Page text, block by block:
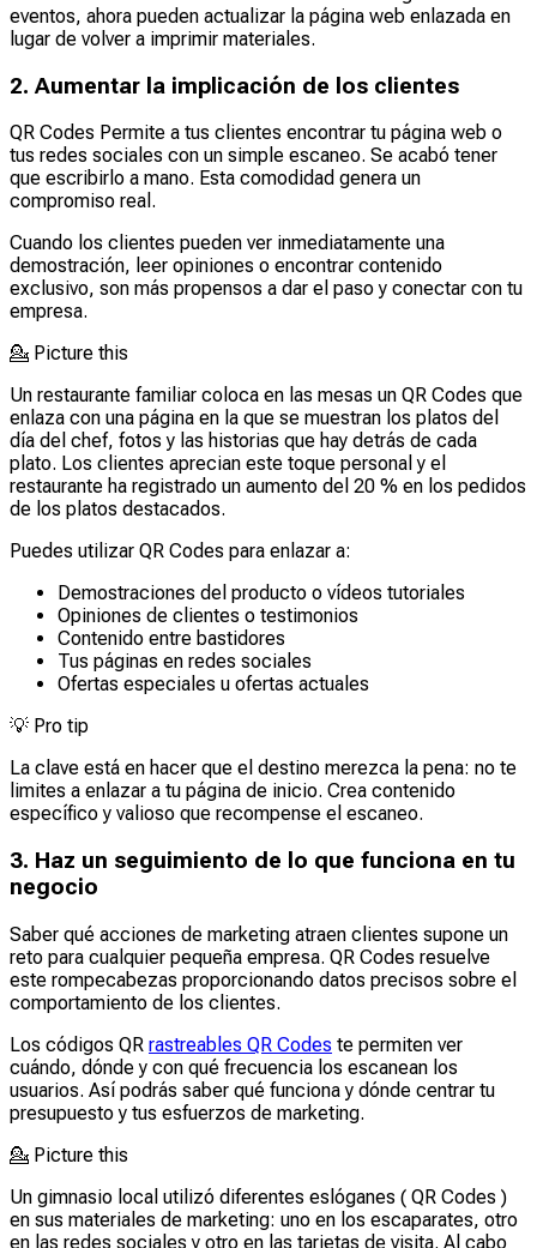
eventos, ahora pueden actualizar la página web enlazada en
lugar de volver a imprimir materiales.
2. Aumentar la implicación de los clientes
QR Codes Permite a tus clientes encontrar tu página web o
tus redes sociales con un simple escaneo. Se acabó tener
que escribirlo a mano. Esta comodidad genera un
compromiso real.
Cuando los clientes pueden ver inmediatamente una
demostración, leer opiniones o encontrar contenido
exclusivo, son más propensos a dar el paso y conectar con tu
empresa.
💁 Picture this
Un restaurante familiar coloca en las mesas un QR Codes que
enlaza con una página en la que se muestran los platos del
día del chef, fotos y las historias que hay detrás de cada
plato. Los clientes aprecian este toque personal y el
restaurante ha registrado un aumento del 20 % en los pedidos
de los platos destacados.
Puedes utilizar QR Codes para enlazar a:
Demostraciones del producto o vídeos tutoriales
Opiniones de clientes o testimonios
Contenido entre bastidores
Tus páginas en redes sociales
Ofertas especiales u ofertas actuales
💡 Pro tip
La clave está en hacer que el destino merezca la pena: no te
limites a enlazar a tu página de inicio. Crea contenido
específico y valioso que recompense el escaneo.
3. Haz un seguimiento de lo que funciona en tu
negocio
Saber qué acciones de marketing atraen clientes supone un
reto para cualquier pequeña empresa. QR Codes resuelve
este rompecabezas proporcionando datos precisos sobre el
comportamiento de los clientes.
Los códigos QR rastreables QR Codes te permiten ver
cuándo, dónde y con qué frecuencia los escanean los
usuarios. Así podrás saber qué funciona y dónde centrar tu
presupuesto y tus esfuerzos de marketing.
💁 Picture this
Un gimnasio local utilizó diferentes eslóganes ( QR Codes )
en sus materiales de marketing: uno en los escaparates, otro
en las redes sociales y otro en las tarjetas de visita. Al cabo